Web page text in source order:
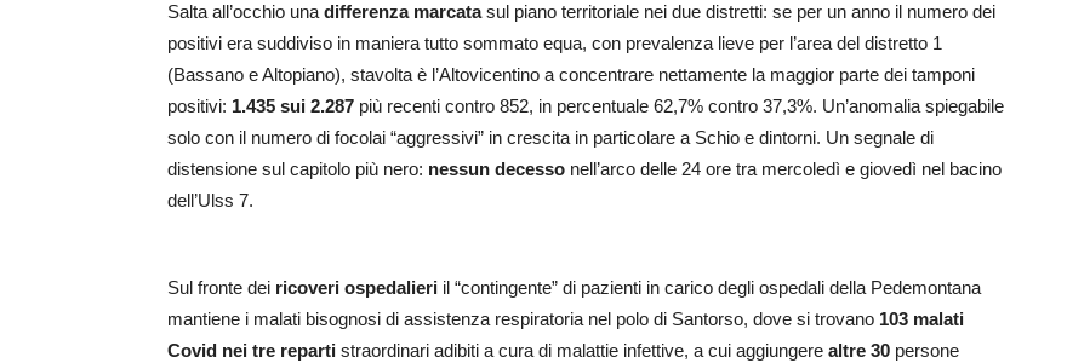
Salta all’occhio una differenza marcatasul piano territoriale nei due distretti: se per un anno il numero dei
positivi era suddiviso in maniera tutto sommato equa, con prevalenza lieve per l’area del distretto 1
(Bassano e Altopiano), stavolta è l’Altovicentino a concentrare nettamente la maggior parte dei tamponi
positivi: 1.435 sui 2.287 più recenti contro 852, in percentuale 62,7% contro 37,3%. Un’anomalia spiegabile
solo con il numero di focolai “aggressivi” in crescita in particolare a Schio e dintorni. Un segnale di
distensione sul capitolo più nero: nessun decesso nell’arco delle 24 ore tra mercoledì e giovedì nel bacino
dell’Ulss 7.
Sul fronte dei ricoveri ospedalieri il “contingente” di pazienti in carico degli ospedali della Pedemontana
mantiene i malati bisognosi di assistenza respiratoria nel polo di Santorso, dove si trovano 103 malati
Covid nei tre reparti straordinari adibiti a cura di malattie infettive, a cui aggiungere altre 30 persone